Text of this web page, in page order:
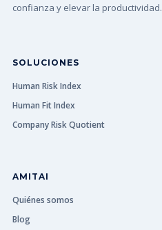
confianza y elevar la productividad.
SOLUCIONES
Human Risk Index
Human Fit Index
Company Risk Quotient
AMITAI
Quiénes somos
Blog